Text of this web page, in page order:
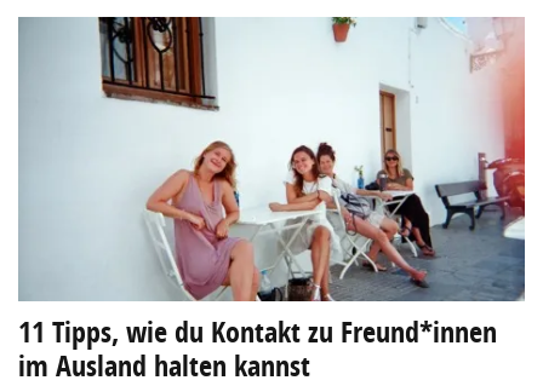
11 Tipps, wie du Kontakt zu Freund*innen
im Ausland halten kannst